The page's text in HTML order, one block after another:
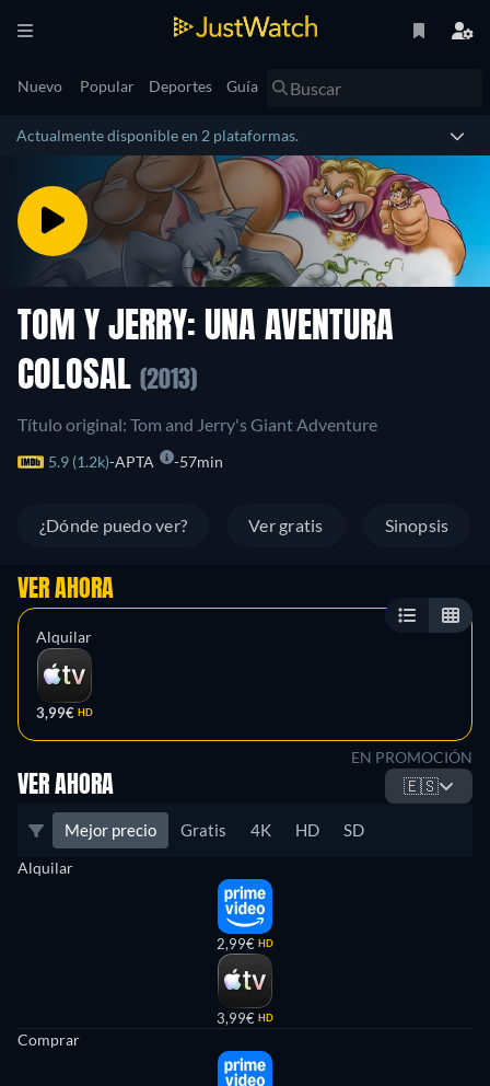
Nuevo Popular Deportes Guía
Actualmente disponible en 2 plataformas.
TOM Y JERRY: UNA AVENTURA
COLOSAL (2013)
Título original: Tom and Jerry's Giant Adventure
5.9 (1.2k) APTA 57min
¿Dónde puedo ver? Ver gratis Sinopsis
VER AHORA
Alquilar
3,99€ HD
EN PROMOCIÓN
VER AHORA 🇪🇸
Mejor precio Gratis 4K HD SD
Alquilar
2,99€ HD
3,99€ HD
Comprar